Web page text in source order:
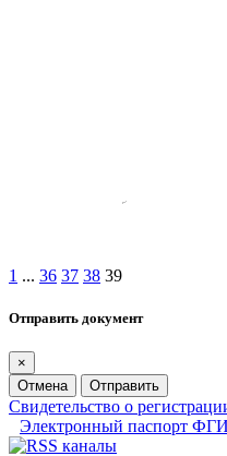
1 ... 36 37 38 39
Отправить документ
×
Отмена
Отправить
Свидетельство о
Электронный паспорт